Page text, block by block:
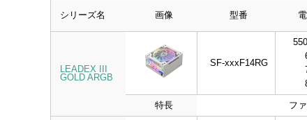
シリーズ名 画像 型番
LEADEX III
GOLD ARGB
SF-xxxF14RG
特長 フ